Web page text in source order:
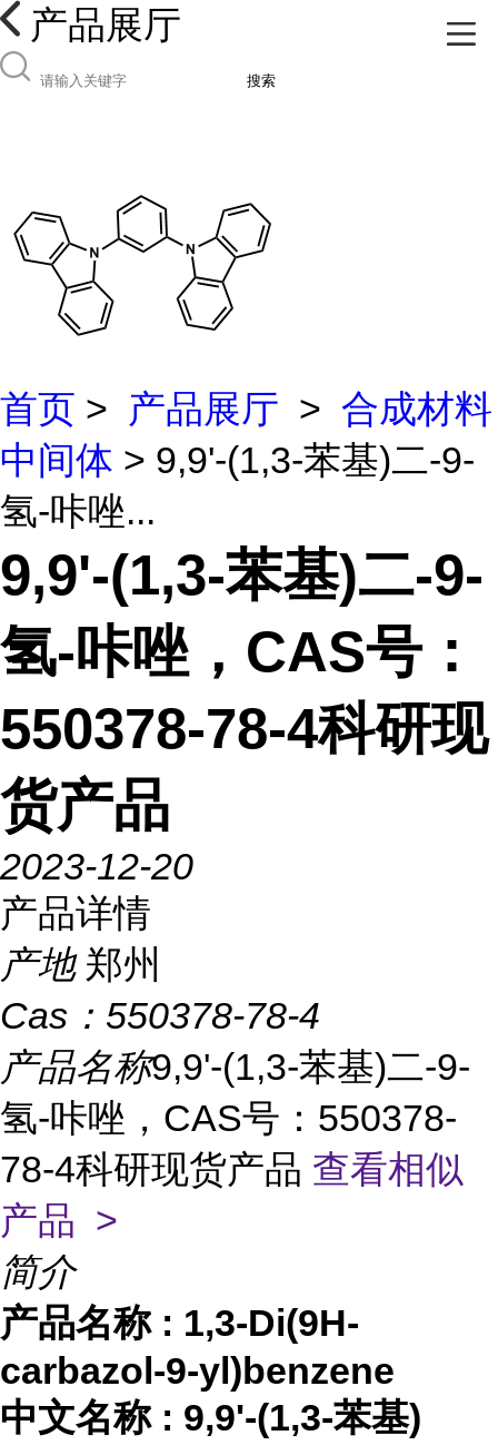
产品展厅
搜索
首页 > 产品展厅 > 合成材料
中间体 > 9,9'-(1,3-苯基)二-9-
氢-咔唑...
9,9'-(1,3-苯基)二-9-
氢-咔唑，CAS号：
550378-78-4科研现
货产品
2023-12-20
产品详情
产地 郑州
Cas： 550378-78-4
产品名称9,9'-(1,3-苯基)二-9-
氢-咔唑，CAS号：550378-
78-4科研现货产品 查看相似
产品 >
简介
产品名称 : 1,3-Di(9H-
carbazol-9-yl)benzene
中文名称 : 9,9'-(1,3-苯基)